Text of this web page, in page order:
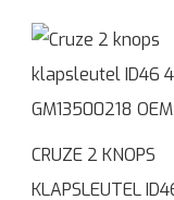
CRUZE 2 KNOPS
KLAPSLEUTEL